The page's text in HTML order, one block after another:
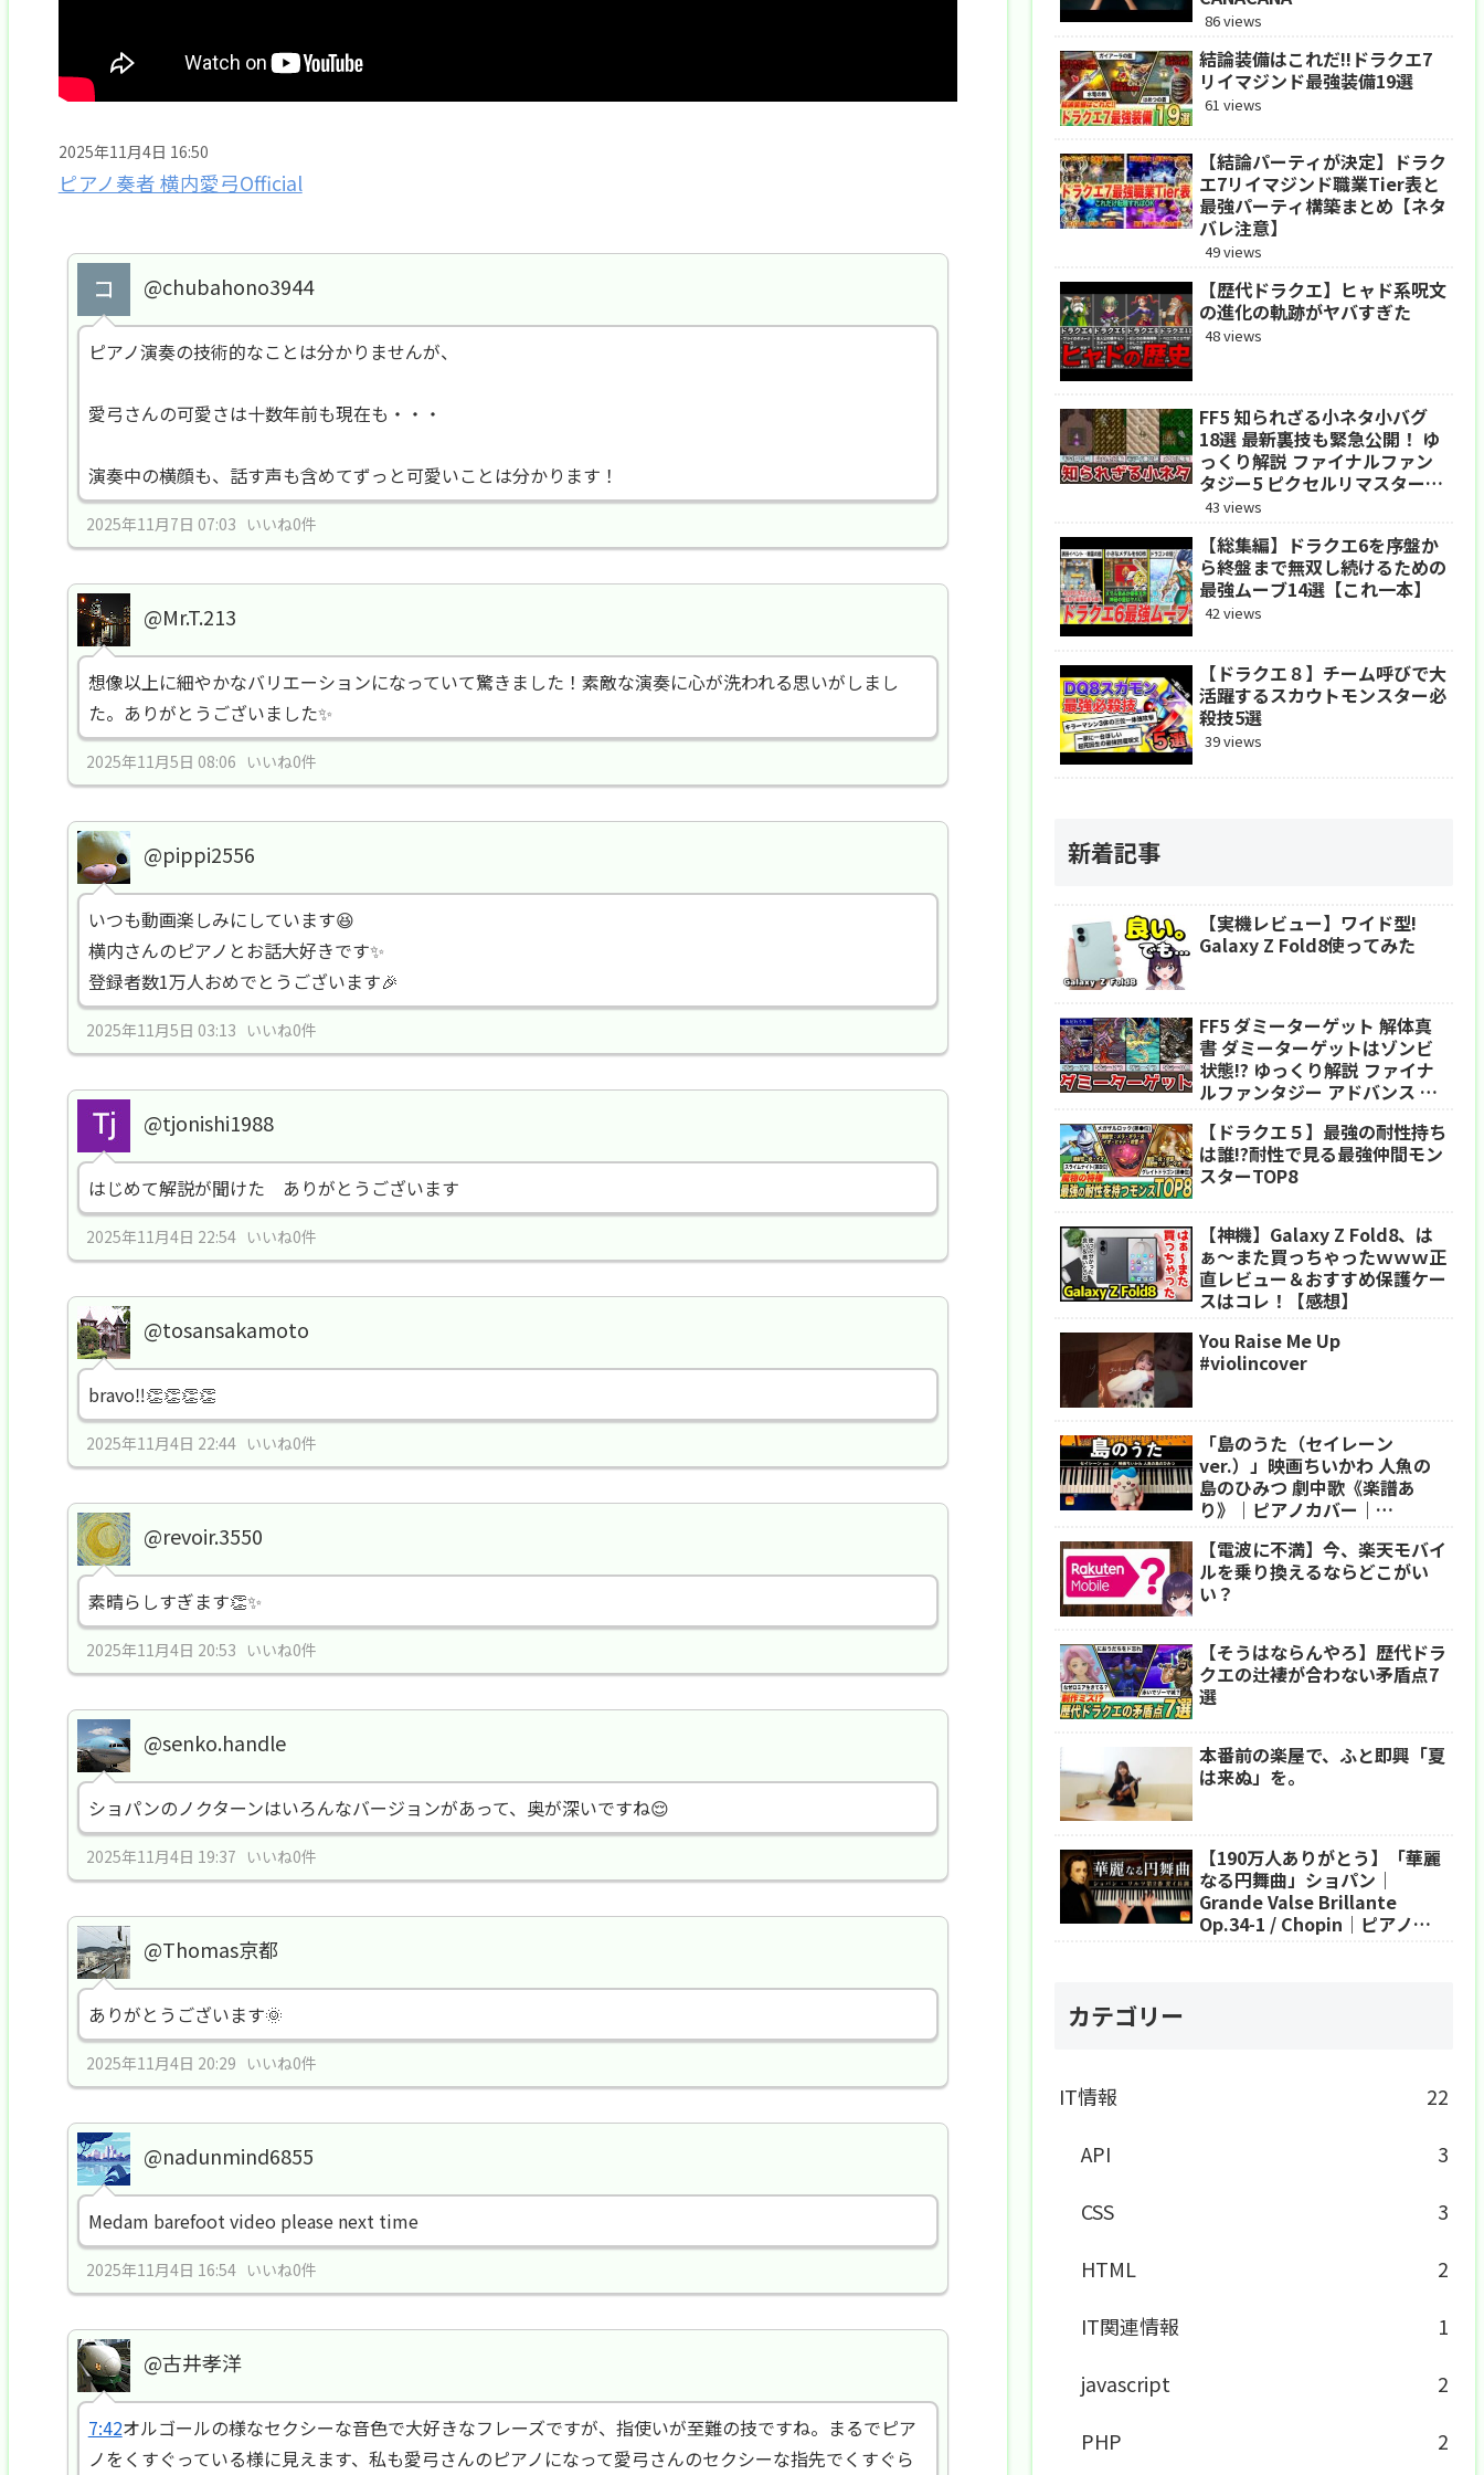
2025年11月4日 16:50
ピアノ奏者 横内愛弓Official
@chubahono3944
ピアノ演奏の技術的なことは分かりませんが、
愛弓さんの可愛さは十数年前も現在も・・・
演奏中の横顔も、話す声も含めてずっと可愛いことは分かります！
2025年11月7日 07:03 いいね0件
@Mr.T.213
想像以上に細やかなバリエーションになっていて驚きました！素敵な演奏に心が洗われる思いがしまし
た。ありがとうございました✨
2025年11月5日 08:06 いいね0件
@pippi2556
いつも動画楽しみにしています😆
横内さんのピアノとお話大好きです✨
登録者数1万人おめでとうございます🎉
2025年11月5日 03:13 いいね0件
@tjonishi1988
はじめて解説が聞けた ありがとうございます
2025年11月4日 22:54 いいね0件
@tosansakamoto
bravo‼👏👏👏👏
2025年11月4日 22:44 いいね0件
@revoir.3550
素晴らしすぎます👏✨
2025年11月4日 20:53 いいね0件
@senko.handle
ショパンのノクターンはいろんなバージョンがあって、奥が深いですね😌
2025年11月4日 19:37 いいね0件
@Thomas京都
ありがとうございます🌞
2025年11月4日 20:29 いいね0件
@nadunmind6855
Medam barefoot video please next time
2025年11月4日 16:54 いいね0件
@古井孝洋
7:42オルゴールの様なセクシーな音色で大好きなフレーズですが、指使いが至難の技ですね。まるでピア
ノをくすぐっている様に見えます、私も愛弓さんのピアノになって愛弓さんのセクシーな指先でくすぐら
86 views
結論装備はこれだ!!ドラクエ7
リイマジンド最強装備19選
61 views
【結論パーティが決定】ドラク
エ7リイマジンド職業Tier表と
最強パーティ構築まとめ【ネタ
バレ注意】
49 views
【歴代ドラクエ】ヒャド系呪文
の進化の軌跡がヤバすぎた
48 views
FF5 知られざる小ネタ小バグ
18選 最新裏技も緊急公開！ ゆ
っくり解説 ファイナルファン
タジー5 ピクセルリマスター
アドバンス
43 views
【総集編】ドラクエ6を序盤か
ら終盤まで無双し続けるための
最強ムーブ14選【これ一本】
42 views
【ドラクエ８】チーム呼びで大
活躍するスカウトモンスター必
殺技5選
39 views
新着記事
【実機レビュー】ワイド型!
Galaxy Z Fold8使ってみた
FF5 ダミーターゲット 解体真
書 ダミーターゲットはゾンビ
状態!? ゆっくり解説 ファイナ
ルファンタジー アドバンス ピ
【ドラクエ５】最強の耐性持ち
は誰!?耐性で見る最強仲間モン
スターTOP8
【神機】Galaxy Z Fold8、は
ぁ〜また買っちゃったｗｗｗ正
直レビュー＆おすすめ保護ケー
スはコレ！【感想】
You Raise Me Up
#violincover
「島のうた（セイレーン
ver.）」映画ちいかわ 人魚の
島のひみつ 劇中歌《楽譜あ
り》｜ピアノカバー｜
CANACANA
【電波に不満】今、楽天モバイ
ルを乗り換えるならどこがい
い？
【そうはならんやろ】歴代ドラ
クエの辻褄が合わない矛盾点7
選
本番前の楽屋で、ふと即興「夏
は来ぬ」を。
【190万人ありがとう】「華麗
なる円舞曲」ショパン｜
Grande Valse Brillante
Op.34-1 / Chopin｜ピアノ｜
カテゴリー
IT情報
22
API
3
CSS
3
HTML
2
IT関連情報
1
javascript
2
PHP
2